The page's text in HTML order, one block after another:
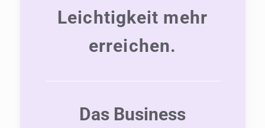
Leichtigkeit mehr
erreichen.
Das Business